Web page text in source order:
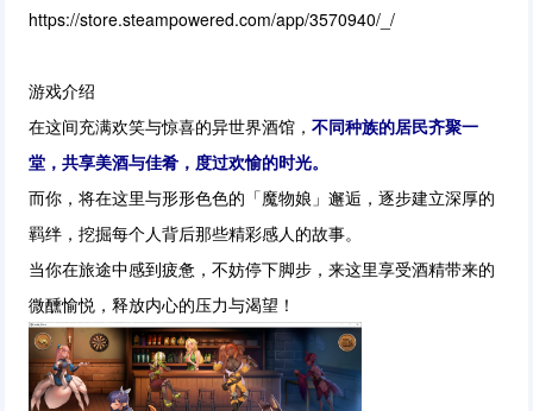
https://store.steampowered.com/app/3570940/_/
游戏介绍
在这间充满欢笑与惊喜的异世界酒馆，不同种族的居民齐聚一
堂，共享美酒与佳肴，度过欢愉的时光。
而你，将在这里与形形色色的「魔物娘」邂逅，逐步建立深厚的
羁绊，挖掘每个人背后那些精彩感人的故事。
当你在旅途中感到疲惫，不妨停下脚步，来这里享受酒精带来的
微醺愉悦，释放内心的压力与渴望！